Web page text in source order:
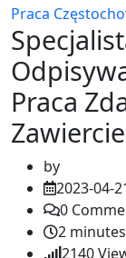
Praca
Praca
Zawiercie
by
2023-04-
0
2
2140